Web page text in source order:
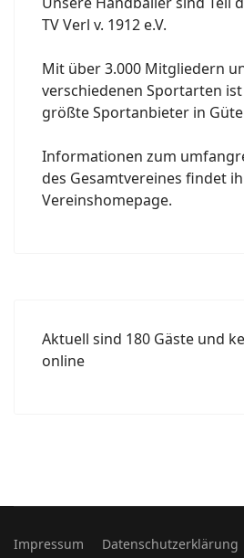
TV Verl v. 1912 e.V.
Mit über 3.000 Mitgliedern
verschiedenen Sportarten
größte Sportanbieter in
Informationen zum
des Gesamtvereines findet
Vereinshomepage.
Aktuell sind 180 Gäste und
online
Impressum Datenschutzerklärung